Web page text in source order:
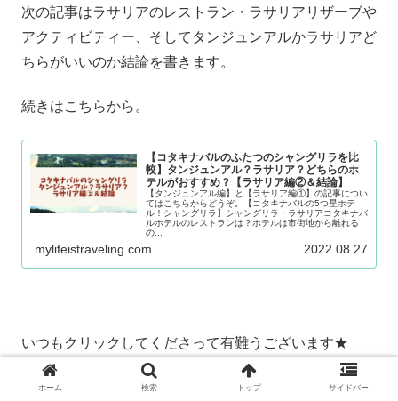
次の記事はラサリアのレストラン・ラサリアリザーブや
アクティビティー、そしてタンジュンアルかラサリアど
ちらがいいのか結論を書きます。
続きはこちらから。
【コタキナバルのふたつのシャングリラを比
較】タンジュンアル？ラサリア？どちらのホ
テルがおすすめ？【ラサリア編②＆結論】
【タンジュンアル編】と【ラサリア編①】の記事につい
てはこちらからどうぞ。【コタキナバルの5つ星ホテ
ル！シャングリラ】シャングリラ・ラサリアコタキナバ
ルホテルのレストランは？ホテルは市街地から離れる
の...
mylifeistraveling.com 2022.08.27
いつもクリックしてくださって有難うございます★
↓下のボタンをクリックしてくださって人気ランキング
の上位までいけると嬉しくて記事更新しようって気にな
ホーム 検索 トップ サイドバー